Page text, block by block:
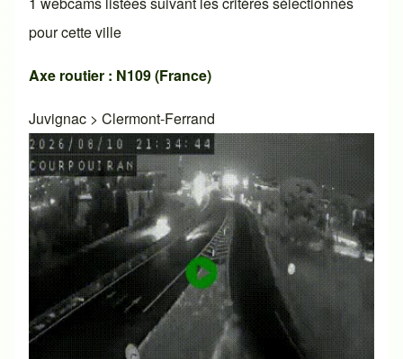
pour cette ville
Axe routier : N109 (France)
Juvignac > Clermont-Ferrand